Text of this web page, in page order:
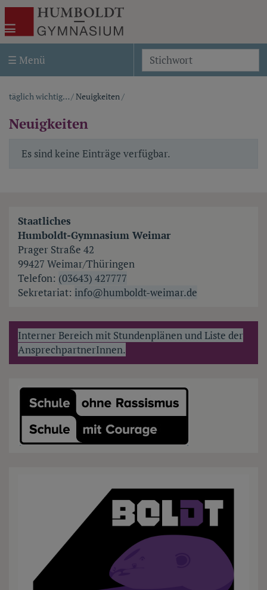
Humboldt-Gymnasium Weimar
Akira Template Two
☰ Menü
täglich wichtig…/Neuigkeiten/
Neuigkeiten
Es sind keine Einträge verfügbar.
Staatliches
Humboldt-Gymnasium Weimar
Prager Straße 42
99427 Weimar/Thüringen
Telefon: (03643) 427777
Sekretariat: info@humboldt-weimar.de
Interner Bereich mit Stundenplänen und Liste der
AnsprechpartnerInnen.